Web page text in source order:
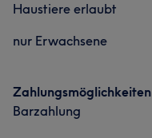
Haustiere erlaubt
nur Erwachsene
Zahlungsmöglichkeiten
Barzahlung